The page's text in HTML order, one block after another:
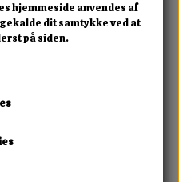
hjemmeside anvendes af
dit samtykke ved at
på siden.